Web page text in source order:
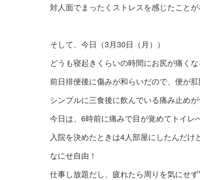
対人面でまったくストレスを感じたことが
そして、今日（3月30日（月））
どうも寝起きくらいの時間にお尻が痛く
前日排便後に傷みが和らいだので、便が
シンプルに三食後に飲んでいる痛み止め
今日は、6時前に痛みで目が覚めてトイ
入院を決めたときは4人部屋にしたんだ
なにせ自由！
仕事し放題だし、疲れたら周りを気にせ